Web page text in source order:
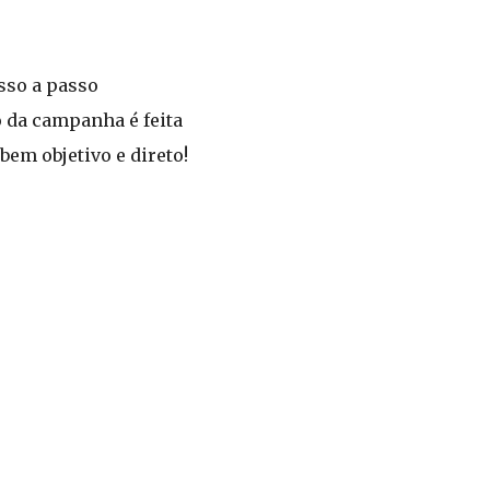
a passo
campanha é feita
objetivo e direto!